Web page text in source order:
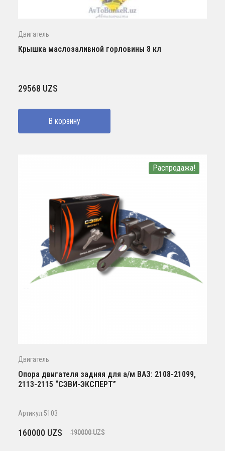
Двигатель
Крышка маслозаливной горловины 8 кл
29568 UZS
В корзину
Распродажа!
Двигатель
Опора двигателя задняя для а/м ВАЗ: 2108-21099,
2113-2115 “СЭВИ-ЭКСПЕРТ”
Артикул:5103
190000UZS
Первоначальная
160000 UZS
Текущая